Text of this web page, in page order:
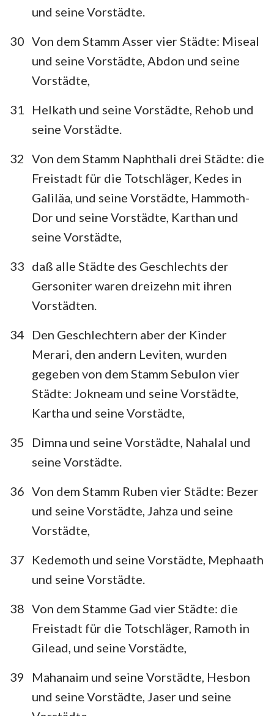
und seine Vorstädte.
30 Von dem Stamm Asser vier Städte: Miseal
und seine Vorstädte, Abdon und seine
Vorstädte,
31
Helkath und seine Vorstädte, Rehob und
seine Vorstädte.
32 Von dem Stamm Naphthali drei Städte: die
Freistadt für die Totschläger, Kedes in
Galiläa, und seine Vorstädte, Hammoth-
Dor und seine Vorstädte, Karthan und
seine Vorstädte,
33 daß alle Städte des Geschlechts der
Gersoniter waren dreizehn mit ihren
Vorstädten.
34
Den Geschlechtern aber der Kinder
Merari, den andern Leviten, wurden
gegeben von dem Stamm Sebulon vier
Städte: Jokneam und seine Vorstädte,
Kartha und seine Vorstädte,
35
Dimna und seine Vorstädte, Nahalal und
seine Vorstädte.
36 Von dem Stamm Ruben vier Städte: Bezer
und seine Vorstädte, Jahza und seine
Vorstädte,
37
Kedemoth und seine Vorstädte, Mephaath
und seine Vorstädte.
38 Von dem Stamme Gad vier Städte: die
Freistadt für die Totschläger, Ramoth in
Gilead, und seine Vorstädte,
39
Mahanaim und seine Vorstädte, Hesbon
und seine Vorstädte, Jaser und seine